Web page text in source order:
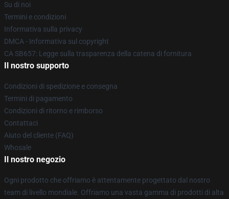
Su di noi
Termini e condizioni
Informativa sulla privacy
DMCA - Informativa sul copyright
CA SB657: Legge sulla trasparenza della catena di fornitura
Il nostro supporto
Condizioni di spedizione e consegna
Termini di pagamento
Condizioni di ritorno e rimborso
Contattaci
Aiuto del cliente (FAQ)
Whosale
Il nostro negozio
Ogni prodotto che offriamo è attentamente progettato dal nostro
team di livello mondiale. Offriamo una vasta gamma di prodotti di alta